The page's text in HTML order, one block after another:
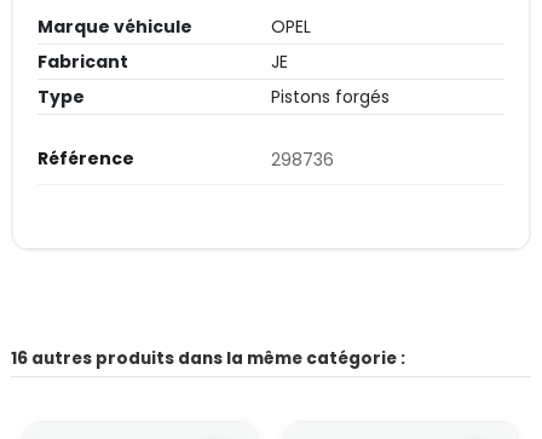
Marque véhicule
OPEL
Fabricant
JE
Type
Pistons forgés
Référence 298736
16 autres produits dans la même catégorie :